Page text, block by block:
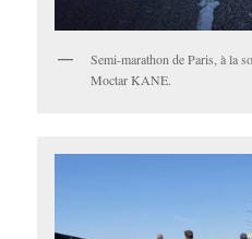
Semi-marathon de Paris, à la
Moctar KANE.